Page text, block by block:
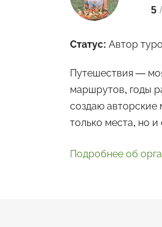
5 /
Статус: Автор
Путешествия —
маршрутов, годы
создаю
только места, но и
Подробнее об